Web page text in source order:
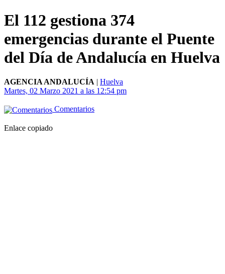
El 112 gestiona 374
emergencias durante el Puente
del Día de Andalucía en Huelva
AGENCIA ANDALUCÍA | Huelva
Martes, 02 Marzo 2021 a las 12:54 pm
Comentarios
Enlace copiado